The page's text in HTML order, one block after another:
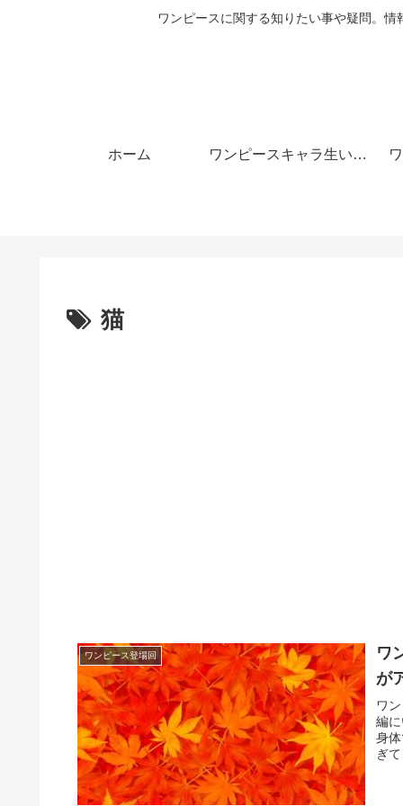
ワンピースに関する知りたい事や疑問。
ホーム ワンピースキャラ生い立ち
猫
ワンピース登場回
ワ
が
ワ
編
身
ぎ